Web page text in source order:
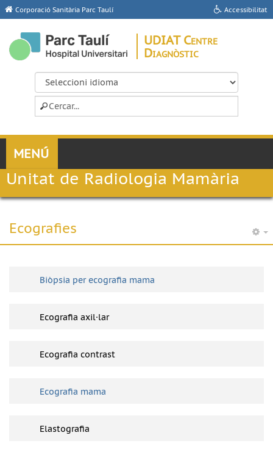
Corporació Sanitària Parc Taulí Accessibilitat
UDIAT Centre
Diagnòstic
Unitat de Radiologia Mamària
Ecografies
Biòpsia per ecografia mama
Ecografia axil·lar
Ecografia contrast
Ecografia mama
Elastografia